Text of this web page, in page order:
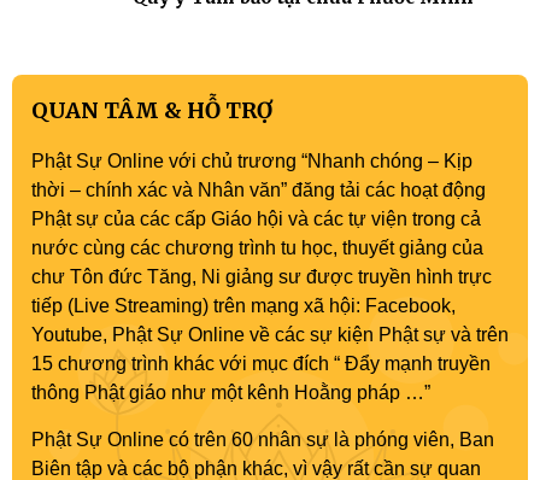
QUAN TÂM & HỖ TRỢ
Phật Sự Online với chủ trương “Nhanh chóng – Kịp
thời – chính xác và Nhân văn” đăng tải các hoạt động
Phật sự của các cấp Giáo hội và các tự viện trong cả
nước cùng các chương trình tu học, thuyết giảng của
chư Tôn đức Tăng, Ni giảng sư được truyền hình trực
tiếp (Live Streaming) trên mạng xã hội: Facebook,
Youtube, Phật Sự Online về các sự kiện Phật sự và trên
15 chương trình khác với mục đích “ Đẩy mạnh truyền
thông Phật giáo như một kênh Hoằng pháp …”
Phật Sự Online có trên 60 nhân sự là phóng viên, Ban
Biên tập và các bộ phận khác, vì vậy rất cần sự quan